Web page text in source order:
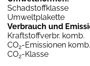
Schadstoffklasse
Umweltplakette
Verbrauch und
Kraftstoffverbr. komb.
CO2-Emissionen komb.
CO2-Klasse